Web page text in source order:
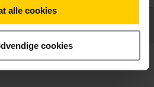
alle cookies
cookies